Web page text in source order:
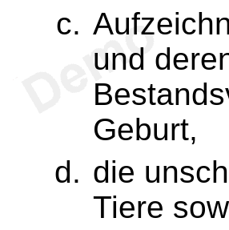
und
Geburt,
die
Tiere